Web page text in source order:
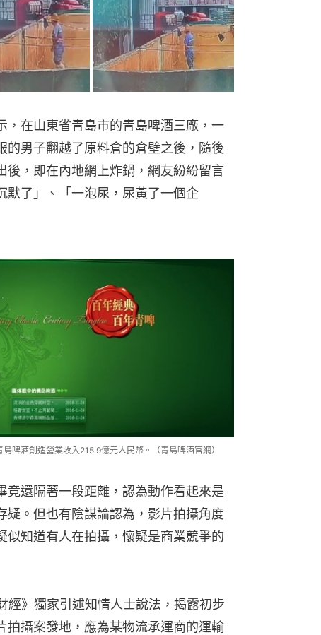
，在山東省青島市的青島啤酒三廠，一
的男子翻越了原料倉的倉壁之後，隨後
後，即在內地網上炸鍋，網友紛紛留言
默了」、「一泡尿，尿黃了一個企
啤酒創造營業收入215.9億元人民幣。（青島啤酒官網）
竟還隔著一段距離，認為動作看起來是
疑。但也有陰謀論認為，影片拍攝角度
似知道有人在拍攝，懷疑是商業競爭的
經》獨家引述知情人士說法，揭露初步
拍攝案發地，應為某物流承運商的運輸